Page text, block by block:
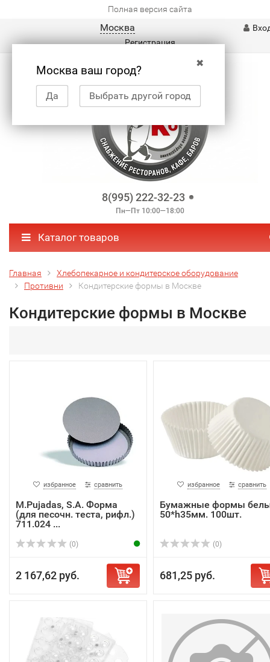
Полная версия сайта
Москва
✖
Москва ваш город?
Да Выбрать другой город
Регистрация
8(995) 222-32-23
Пн—Пт 10:00—18:00
Каталог товаров
Главная
Хлебопекарное и кондитерское оборудование
Противни
Кондитерские формы в Москве
Кондитерские формы в Москве
избранное сравнить
M.Pujadas, S.A. Форма
(для песочн. теста, рифл.)
711.024 ...
(0)
2 167,62 руб.
избранное сравнить
Бумажные формы
50*h35мм. 100шт.
(0)
681,25 руб.